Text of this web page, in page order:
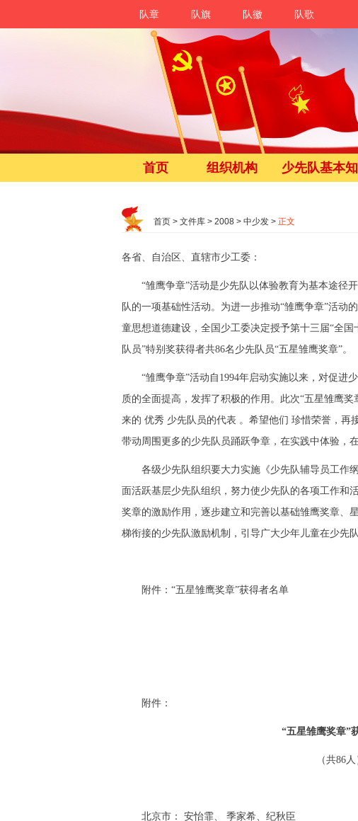
队章 队旗 队徽 队歌
首页 组织机构 少先队基本
首页 > 文件库 > 2008 > 中少发 > 正文
各省、自治区、直辖市少工委：
“雏鹰争章”活动是少先队以体验教育为基本途径
队的一项基础性活动。为进一步推动“雏鹰争章”活动
童思想道德建设，全国少工委决定授予第十三届“全
队员”特别奖获得者共86名少先队员“五星雏鹰奖章”。
“雏鹰争章”活动自1994年启动实施以来，对促进
质的全面提高，发挥了积极的作用。此次“五星雏鹰
来的 优秀 少先队员的代表 。希望他们 珍惜荣誉，再
带动周围更多的少先队员踊跃争章，在实践中体验，
各级少先队组织要大力实施《少先队辅导员工作纲
面活跃基层少先队组织，努力使少先队的各项工作和
奖章的激励作用，逐步建立和完善以基础雏鹰奖章、
梯衔接的少先队激励机制，引导广大少年儿童在少先
附件：“五星雏鹰奖章”获得者名单
附件：
“五星雏鹰奖章”
（共86人
北京市： 安怡霏、 季家希、纪秋臣